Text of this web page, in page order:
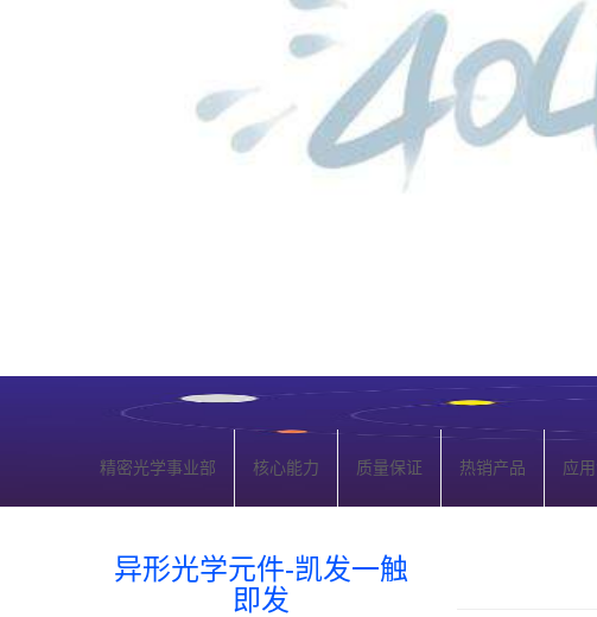
精密光学事业部 核心能力 质量保证 热销产品 应
异形光学元件-凯发一触
即发